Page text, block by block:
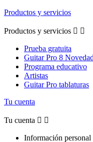
Productos y servicios
Productos y servicios  
Prueba gratuita
Guitar Pro 8
Programa educativo
Artistas
Guitar Pro tablaturas
Tu cuenta
Tu cuenta  
Información personal